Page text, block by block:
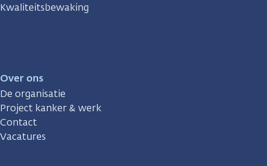
Kwaliteitsbewaking
Over ons
De organisatie
Project kanker & werk
Contact
Vacatures